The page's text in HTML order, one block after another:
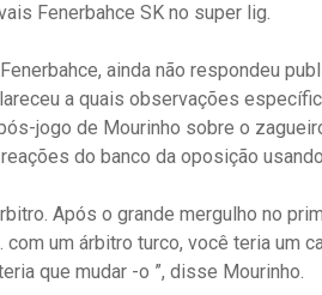
Fenerbahce SK no super lig.
ainda não respondeu
a quais observações
jogo de Mourinho sobre o
do banco da oposição usando
Após o grande mergulho no
um árbitro turco, você teria um
que mudar -o ”, disse Mourinho.